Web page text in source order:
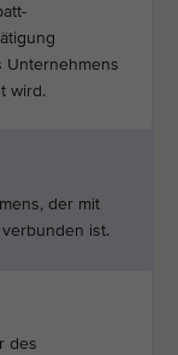
Unternehmens
wird.
der mit
ist.
des